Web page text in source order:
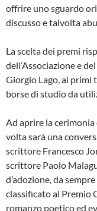
offrire uno sguardo
discusso e talvolta
La scelta dei premi
dell’Associazione e
Giorgio Lago, ai primi
borse di studio da
Ad aprire la cerimonia
volta sarà una
scrittore Francesco
scrittore Paolo
d’adozione, da
classificato al Premio
romanzo poetico ed